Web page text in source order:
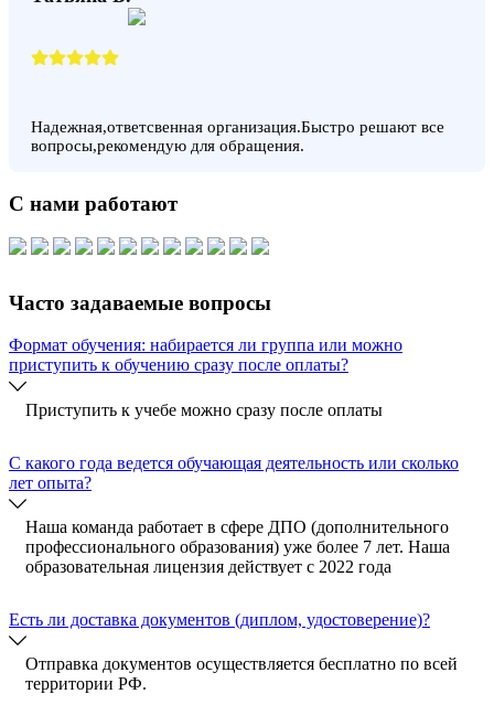
Надежная,ответсвенная организация.Быстро решают все
вопросы,рекомендую для обращения.
С нами работают
Часто задаваемые вопросы
Формат обучения: набирается ли группа или можно
приступить к обучению сразу после оплаты?
Приступить к учебе можно сразу после оплаты
C какого года ведется обучающая деятельность или сколько
лет опыта?
Наша команда работает в сфере ДПО (дополнительного
профессионального образования) уже более 7 лет. Наша
образовательная лицензия действует с 2022 года
Есть ли доставка документов (диплом, удостоверение)?
Отправка документов осуществляется бесплатно по всей
территории РФ.